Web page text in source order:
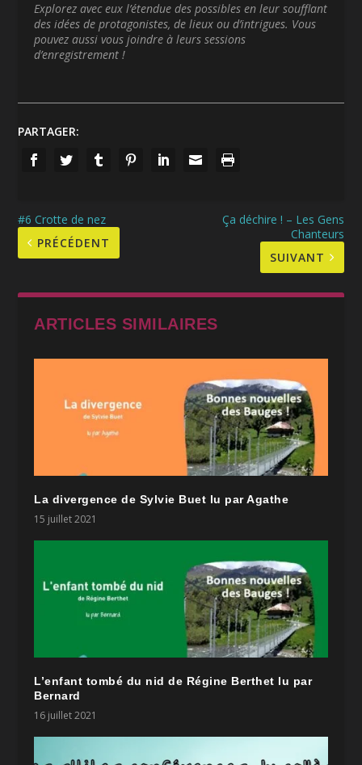
Explorez avec eux l’étendue des possiblesen leur soufflant
des idées de protagonistes, de lieux ou d’intrigues. Vous
pouvez aussi vous joindre à leurs sessions
d’enregistrement !
PARTAGER:
#6 Crotte de nez
PRÉCÉDENT
Ça déchire ! – Les Gens
Chanteurs
SUIVANT
ARTICLES SIMILAIRES
La divergence de Sylvie Buet lu par Agathe
15 juillet 2021
L’enfant tombé du nid de Régine Berthet lu par
Bernard
16 juillet 2021